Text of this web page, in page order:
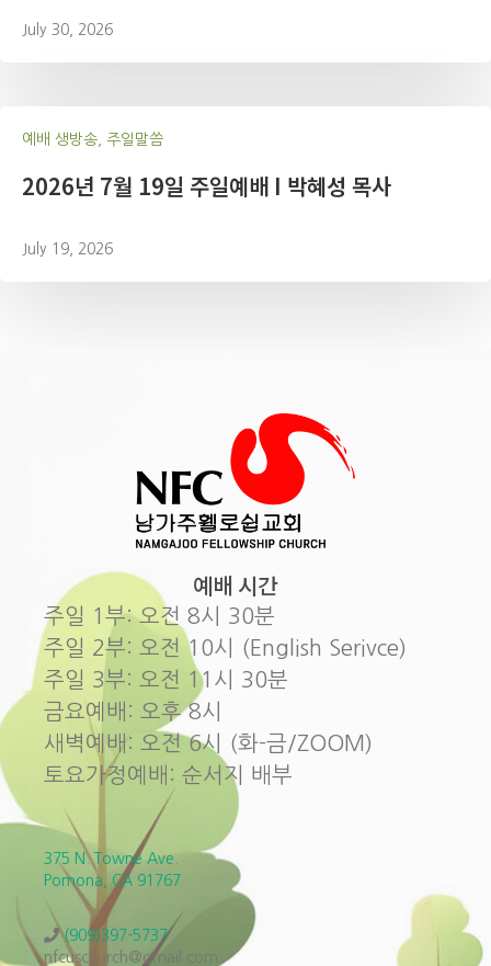
July 30, 2026
예배 생방송, 주일말씀
2026년 7월 19일 주일예배 I 박혜성 목사
July 19, 2026
예배 시간
주일 1부: 오전 8시 30분
주일 2부: 오전 10시 (English Serivce)
주일 3부: 오전 11시 30분
금요예배: 오후 8시
새벽예배: 오전 6시 (화-금/ZOOM)
토요가정예배: 순서지 배부
375 N. Towne Ave.
Pomona, CA 91767
(909)397-5737
nfcuschurch@gmail.com